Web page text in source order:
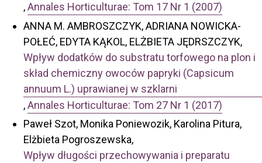
,Annales Horticulturae: Tom 17 Nr 1 (2007)
ANNA M. AMBROSZCZYK, ADRIANA NOWICKA-
POŁEĆ, EDYTA KĄKOL, ELŻBIETA JĘDRSZCZYK,
Wpływ dodatków do substratu torfowego na plon i
skład chemiczny owoców papryki (Capsicum
annuum L.) uprawianej w szklarni
,Annales Horticulturae: Tom 27 Nr 1 (2017)
Paweł Szot, Monika Poniewozik, Karolina Pitura,
Elżbieta Pogroszewska,
Wpływ długości przechowywania i preparatu